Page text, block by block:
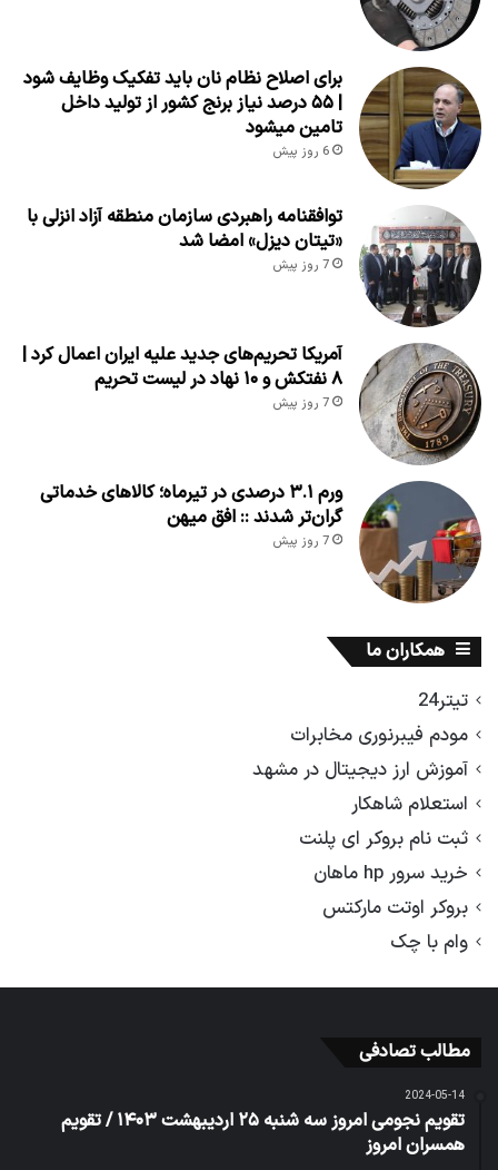
برای اصلاح نظام نان باید تفکیک وظایف شود
| ۵۵ درصد نیاز برنج کشور از تولید داخل
تامین میشود
6 روز پیش
توافقنامه راهبردی سازمان منطقه آزاد انزلی با
«تیتان دیزل» امضا شد
7 روز پیش
آمریکا تحریم‌های جدید علیه ایران اعمال کرد |
۸ نفتکش و ۱۰ نهاد در لیست تحریم
7 روز پیش
ورم ۳.۱ درصدی در تیرماه؛ کالاهای خدماتی
گران‌تر شدند :: افق میهن
7 روز پیش
همکاران ما
تیتر24
مودم فیبرنوری مخابرات
آموزش ارز دیجیتال در مشهد
استعلام شاهکار
ثبت نام بروکر ای پلنت
خرید سرور hp ماهان
بروکر اوتت مارکتس
وام با چک
مطالب تصادفی
2024-05-14
تقویم نجومی امروز سه شنبه ۲۵ اردیبهشت ۱۴۰۳ / تقویم
همسران امروز